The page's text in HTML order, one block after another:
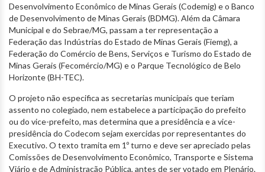
Desenvolvimento Econômico de Minas Gerais (Codemig) e o Banco
de Desenvolvimento de Minas Gerais (BDMG). Além da Câmara
Municipal e do Sebrae/MG, passam a ter representação a
Federação das Indústrias do Estado de Minas Gerais (Fiemg), a
Federação do Comércio de Bens, Serviços e Turismo do Estado de
Minas Gerais (Fecomércio/MG) e o Parque Tecnológico de Belo
Horizonte (BH-TEC).
O projeto não especifica as secretarias municipais que teriam
assento no colegiado, nem estabelece a participação do prefeito
ou do vice-prefeito, mas determina que a presidência e a vice-
presidência do Codecom sejam exercidas por representantes do
Executivo. O texto tramita em 1º turno e deve ser apreciado pelas
Comissões de Desenvolvimento Econômico, Transporte e Sistema
Viário e de Administração Pública, antes de ser votado em Plenário.